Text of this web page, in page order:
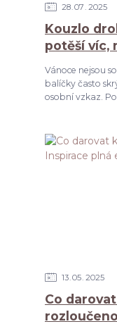
28 07 2025
Kouzlo
potěší víc,
Vánoce nejsou
balíčky často
osobní vzkaz.
13 05 2025
Co